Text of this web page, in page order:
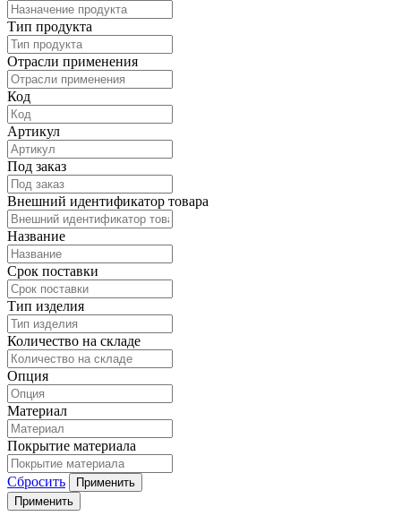
Тип продукта
Отрасли применения
Код
Артикул
Под заказ
Внешний идентификатор товара
Название
Срок поставки
Тип изделия
Количество на складе
Опция
Материал
Покрытие материала
Сбросить